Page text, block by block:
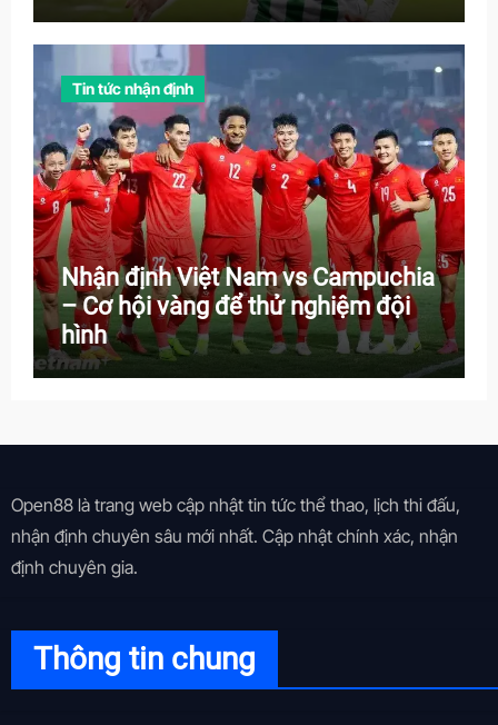
Tin tức nhận định
Nhận định Việt Nam vs Campuchia
– Cơ hội vàng để thử nghiệm đội
hình
Open88 là trang web cập nhật tin tức thể thao, lịch thi đấu,
nhận định chuyên sâu mới nhất. Cập nhật chính xác, nhận
định chuyên gia.
Thông tin chung